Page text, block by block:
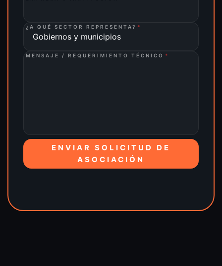
¿A QUÉ SECTOR REPRESENTA? *
MENSAJE / REQUERIMIENTO TÉCNICO *
ENVIAR SOLICITUD DE
ASOCIACIÓN